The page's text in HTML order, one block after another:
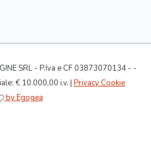
SRL - P.Iva e CF 03873070134 - -
€ 10.000,00 i.v. | Privacy Cookie
by Egogea